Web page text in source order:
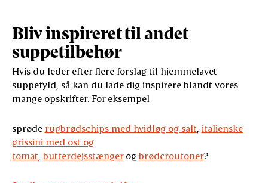
Bliv inspireret til andet
suppetilbehør
Hvis du leder efter flere forslag til hjemmelavet
suppefyld, så kan du lade dig inspirere blandt vores
mange opskrifter. For eksempel
sprøde rugbrødschips med hvidløg og salt, italienske
grissini med ost og
tomat, butterdejsstængerog brødcroutoner?